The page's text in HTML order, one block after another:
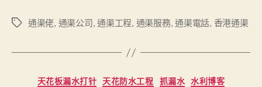
Tags通渠佬, 通渠公司,通渠工程, 通渠服務,通渠電話, 香港通渠
Categories
天花板漏水打针 天花防水工程 抓漏水 水利博客